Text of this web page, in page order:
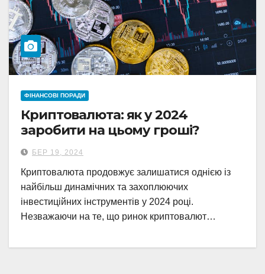
ФІНАНСОВІ ПОРАДИ
Криптовалюта: як у 2024
заробити на цьому гроші?
БЕР 19, 2024
Криптовалюта продовжує залишатися однією із
найбільш динамічних та захоплюючих
інвестиційних інструментів у 2024 році.
Незважаючи на те, що ринок криптовалют…